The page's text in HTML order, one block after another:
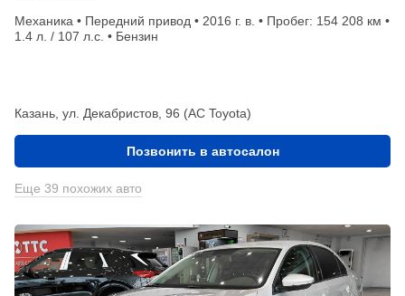
Механика • Передний привод • 2016 г. в. • Пробег: 154 208 км •
1.4 л. / 107 л.с. • Бензин
Казань, ул. Декабристов, 96 (АС Toyota)
Позвонить в автосалон
Еще 39 похожих авто